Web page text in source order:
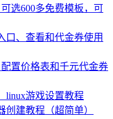
选600多免费模板，可
口、查看和代金券使用
置价格表和千元代金券
linux游戏设置教程
创建教程（超简单）